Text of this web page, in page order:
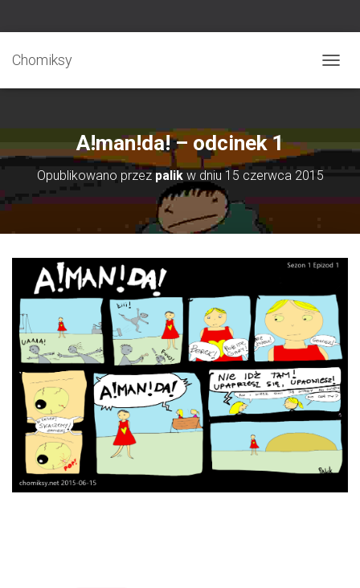
Chomiksy
R
Ą
G
A
A!man!da! – odcinek 1
Opublikowano przez palikw dniu 15 czerwca 2015